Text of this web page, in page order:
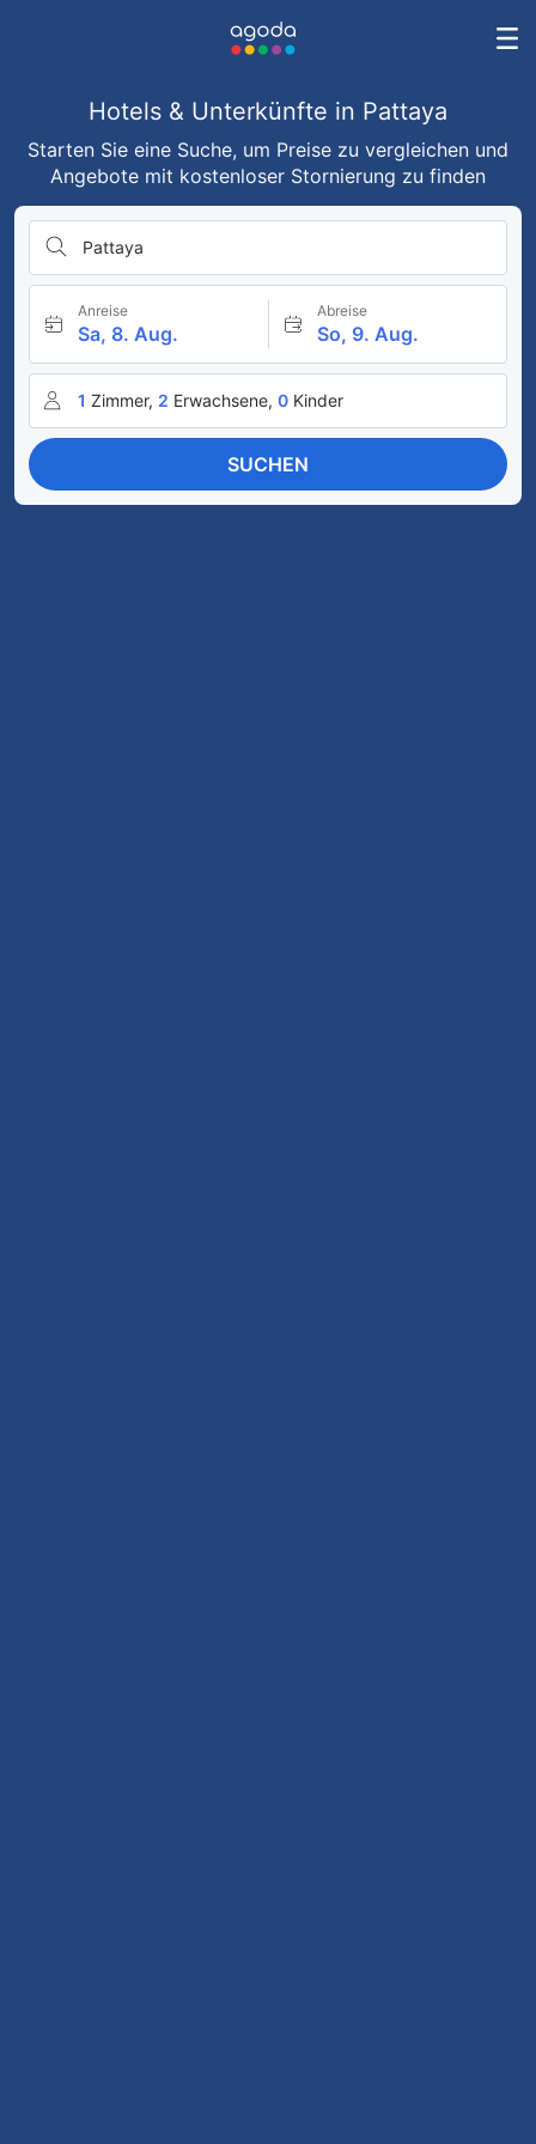
Hotels & Unterkünfte in Pattaya
Starten Sie eine Suche, um Preise zu vergleichen und
Angebote mit kostenloser Stornierung zu finden
Pattaya
Anreise
Sa, 8. Aug.
Abreise
So, 9. Aug.
1 Zimmer, 2 Erwachsene, 0 Kinder
SUCHEN